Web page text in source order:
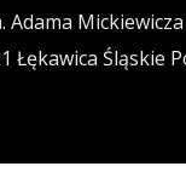
Adama
Łękawica Śląskie